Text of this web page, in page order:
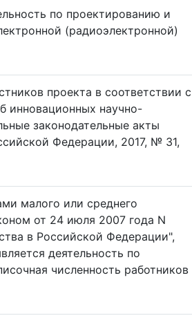
по проектированию и
(радиоэлектронной)
проекта в соответствии с
инновационных научно-
законодательные акты
Федерации, 2017, № 31,
малого или среднего
от 24 июля 2007 года N
в Российской Федерации",
деятельность по
численность работников